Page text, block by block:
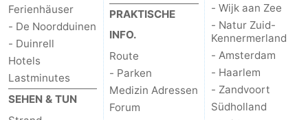
Ferienhäuser
- De Noordduinen
- Duinrell
Hotels
Lastminutes
SEHEN & TUN
PRAKTISCHE
INFO.
Route
- Parken
Medizin Adressen
Forum
- Wijk aan Zee
- Natur Zuid-
Kennermerland
- Amsterdam
- Haarlem
- Zandvoort
Südholland